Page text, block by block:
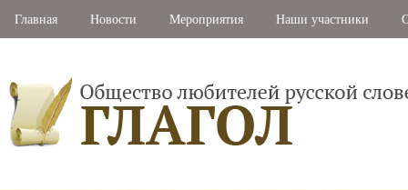
Главная Новости Мероприятия Наши участники